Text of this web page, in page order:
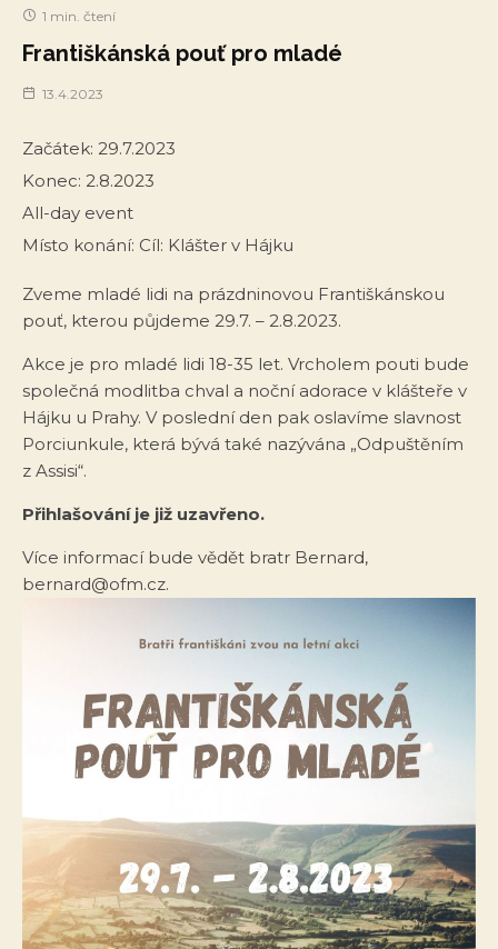
1 min. čtení
Františkánská pouť pro mladé
13.4.2023
Začátek: 29.7.2023
Konec: 2.8.2023
All-day event
Místo konání: Cíl: Klášter v Hájku
Zveme mladé lidi na prázdninovou Františkánskou
pouť, kterou půjdeme 29.7. – 2.8.2023.
Akce je pro mladé lidi 18-35 let. Vrcholem pouti bude
společná modlitba chval a noční adorace v klášteře v
Hájku u Prahy. V poslední den pak oslavíme slavnost
Porciunkule, která bývá také nazývána „Odpuštěním
z Assisi“.
Přihlašování je již uzavřeno.
Více informací bude vědět bratr Bernard,
bernard@ofm.cz.